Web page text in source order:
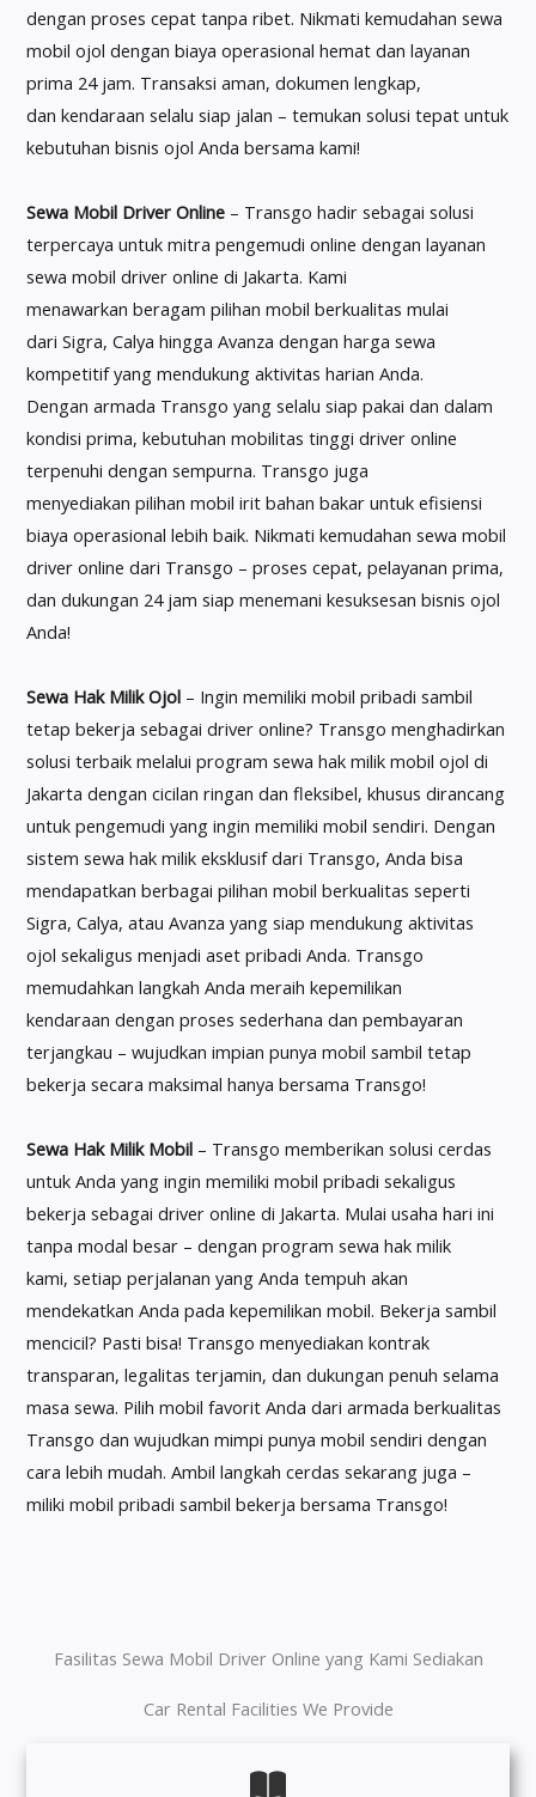
dengan proses cepat tanpa ribet. Nikmati kemudahan sewa
mobil ojol dengan biaya operasional hemat dan layanan
prima 24 jam. Transaksi aman, dokumen lengkap,
dan kendaraan selalu siap jalan – temukan solusi tepat untuk
kebutuhan bisnis ojol Anda bersama kami!
Sewa Mobil Driver Online – Transgo hadir sebagai solusi
terpercaya untuk mitra pengemudi online dengan layanan
sewa mobil driver online di Jakarta. Kami
menawarkan beragam pilihan mobil berkualitas mulai
dari Sigra, Calya hingga Avanza dengan harga sewa
kompetitif yang mendukung aktivitas harian Anda.
Dengan armada Transgo yang selalu siap pakai dan dalam
kondisi prima, kebutuhan mobilitas tinggi driver online
terpenuhi dengan sempurna. Transgo juga
menyediakan pilihan mobil irit bahan bakar untuk efisiensi
biaya operasional lebih baik. Nikmati kemudahan sewa mobil
driver online dari Transgo – proses cepat, pelayanan prima,
dan dukungan 24 jam siap menemani kesuksesan bisnis ojol
Anda!
Sewa Hak Milik Ojol – Ingin memiliki mobil pribadi sambil
tetap bekerja sebagai driver online? Transgo menghadirkan
solusi terbaik melalui program sewa hak milik mobil ojol di
Jakarta dengan cicilan ringan dan fleksibel, khusus dirancang
untuk pengemudi yang ingin memiliki mobil sendiri. Dengan
sistem sewa hak milik eksklusif dari Transgo, Anda bisa
mendapatkan berbagai pilihan mobil berkualitas seperti
Sigra, Calya, atau Avanza yang siap mendukung aktivitas
ojol sekaligus menjadi aset pribadi Anda. Transgo
memudahkan langkah Anda meraih kepemilikan
kendaraan dengan proses sederhana dan pembayaran
terjangkau – wujudkan impian punya mobil sambil tetap
bekerja secara maksimal hanya bersama Transgo!
Sewa Hak Milik Mobil – Transgo memberikan solusi cerdas
untuk Anda yang ingin memiliki mobil pribadi sekaligus
bekerja sebagai driver online di Jakarta. Mulai usaha hari ini
tanpa modal besar – dengan program sewa hak milik
kami, setiap perjalanan yang Anda tempuh akan
mendekatkan Anda pada kepemilikan mobil. Bekerja sambil
mencicil? Pasti bisa! Transgo menyediakan kontrak
transparan, legalitas terjamin, dan dukungan penuh selama
masa sewa. Pilih mobil favorit Anda dari armada berkualitas
Transgo dan wujudkan mimpi punya mobil sendiri dengan
cara lebih mudah. Ambil langkah cerdas sekarang juga –
miliki mobil pribadi sambil bekerja bersama Transgo!
Fasilitas Sewa Mobil Driver Online yang Kami Sediakan
Car Rental Facilities We Provide